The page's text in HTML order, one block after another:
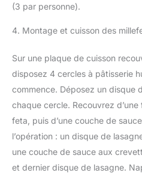
(3 par personne).
4. Montage et cuisson des
Sur une plaque de cuisson
disposez 4 cercles à pâtisserie
commence. Déposez un disque
chaque cercle. Recouvrez
feta, puis d’une couche de
l’opération : un disque de
une couche de sauce aux
et dernier disque de lasagne.